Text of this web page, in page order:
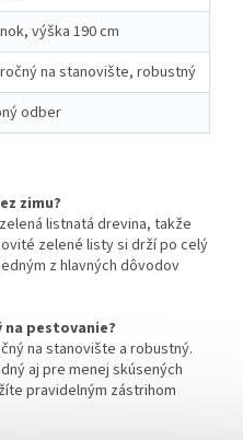
výška 190 cm
na stanovište, robustný
odber
zimu?
listnatá drevina, takže
zelené listy si drží po celý
z hlavných dôvodov
pestovanie?
na stanovište a robustný.
aj pre menej skúsených
pravidelným zástrihom